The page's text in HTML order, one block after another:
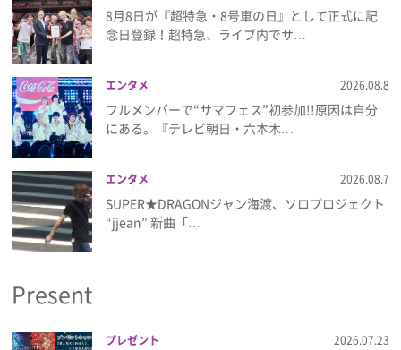
Emoメン
ランキング
Emo!miuとは？
免責事項
プライバシーポリシー
利用規約
お問い合わせ
8月8日が『超特急・8号車の日』として正式に記
念日登録！超特急、ライブ内でサ…
エンタメ 2026.08.8
フルメンバーで“サマフェス”初参加!!原因は自分
にある。『テレビ朝日・六本木…
エンタメ 2026.08.7
SUPER★DRAGONジャン海渡、ソロプロジェクト
“jjean” 新曲「…
Present
プレゼント 2026.07.23